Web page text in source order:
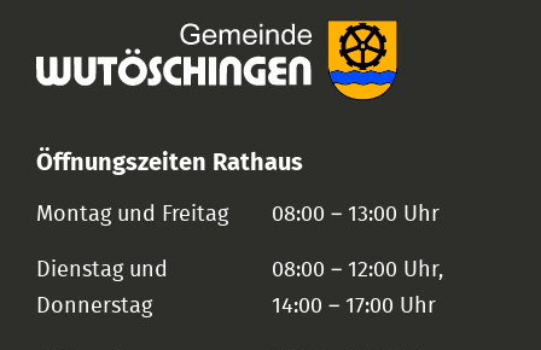
Öffnungszeiten Rathaus
Montag und Freitag 08:00 – 13:00 Uhr
Dienstag und
Donnerstag
08:00 – 12:00 Uhr,
14:00 – 17:00 Uhr